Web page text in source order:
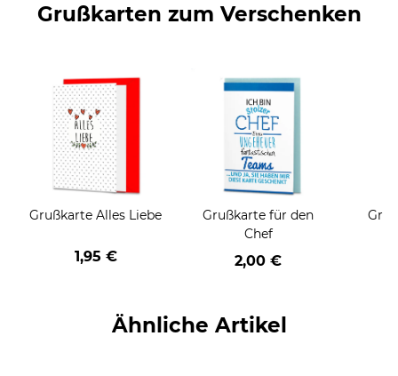
Grußkarten zum Verschenken
Grußkarte Alles Liebe
1,95 €
Grußkarte für den
Chef
2,00 €
Ähnliche Artikel